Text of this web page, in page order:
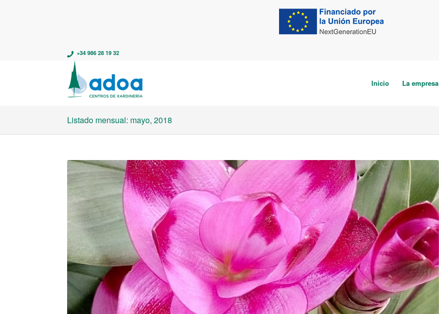
+34 986 28 19 32
Inicio La empresa
Listado mensual: mayo, 2018